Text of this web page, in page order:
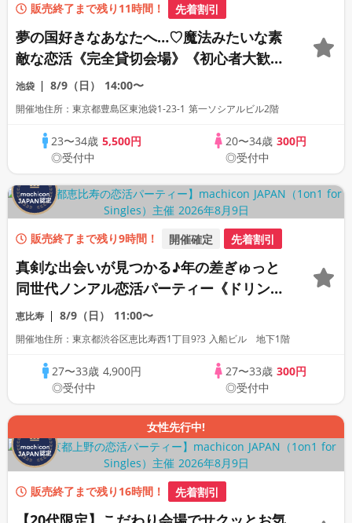
販売終了まで残り11時間！ 先着割引
夢の国好きなあなたへ…♡魔法みたいな素
敵な恋活《完全貸切会場》《初心者大歓
迎》
池袋 8/9（日） 14:00〜
開催地住所：東京都豊島区東池袋1-23-1 第一ソシアルビル2階
23〜34歳5,500円
◎受付中
20〜34歳 300円
◎受付中
販売終了まで残り9時間！ 開催確定 先着割引
真剣な出会いが見つかる♪年の差ぎゅっと
同世代ノンアル恋活パーティー《ドリンク
付き》《26名限定》《machicon JAPAN
主催》《上質な1対1相席専用会場》《全席
恵比寿 8/9（日） 11:00〜
開催地住所：東京都渋谷区恵比寿西1丁目9?3 入船ビル 地下1階
27〜33歳 4,900円
◎受付中
27〜33歳 300円
◎受付中
女性先行中!
販売終了まで残り16時間！ 先着割引